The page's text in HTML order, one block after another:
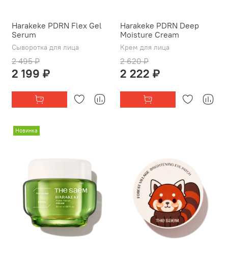
Harakeke PDRN Flex Gel
Serum
Сыворотка для лица
2 495 ₽
2 199 ₽
Harakeke PDRN Deep
Moisture Cream
Крем для лица
2 620 ₽
2 222 ₽
Новинка